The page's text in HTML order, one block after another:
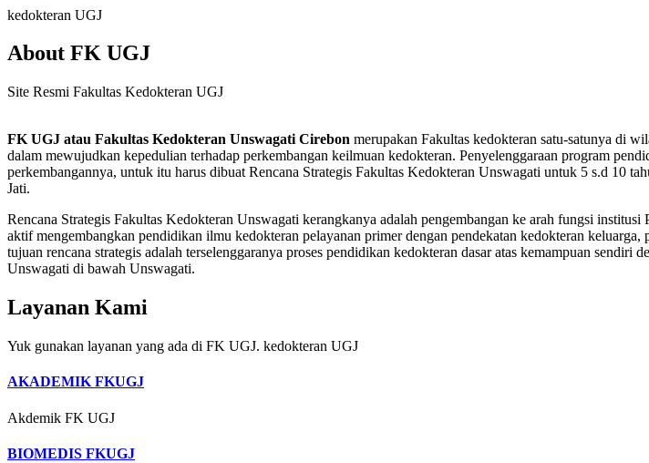
kedokteran UGJ
About FK UGJ
Site Resmi Fakultas Kedokteran UGJ
FK UGJ atau Fakultas Kedokteran Unswagati Cirebon merupakan Fakultas kedokteran satu-satunya di
dalam mewujudkan kepedulian terhadap perkembangan keilmuan kedokteran. Penyelenggaraan program
perkembangannya, untuk itu harus dibuat Rencana Strategis Fakultas Kedokteran Unswagati untuk 5 s.d 10
Jati.
Rencana Strategis Fakultas Kedokteran Unswagati kerangkanya adalah pengembangan ke arah fungsi
aktif mengembangkan pendidikan ilmu kedokteran pelayanan primer dengan pendekatan kedokteran
tujuan rencana strategis adalah terselenggaranya proses pendidikan kedokteran dasar atas kemampuan
Unswagati di bawah Unswagati.
Layanan Kami
Yuk gunakan layanan yang ada di FK UGJ. kedokteran UGJ
AKADEMIK FKUGJ
Akdemik FK UGJ
BIOMEDIS FKUGJ